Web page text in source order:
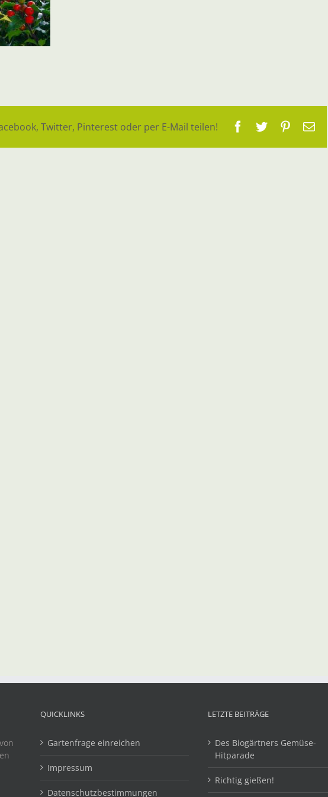
Twitter, Pinterest oder per E-Mail teilen! Facebook
TwitterPinterest
E-
QUICKLINKS
Gartenfrage einreichen
Impressum
Datenschutzbestimmungen
LETZTE BEITRÄGE
Des Biogärtners Gemüse-
Hitparade
Richtig gießen!